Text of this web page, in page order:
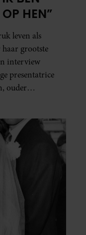
HEN”
leven als
grootste
interview
presentatrice
ouder
de dag het